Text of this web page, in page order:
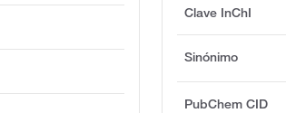
Clave InChI
Sinónimo
PubChem CID